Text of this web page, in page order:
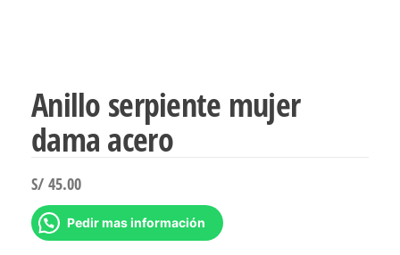
Anillo serpiente mujer
dama acero
S/ 45.00
Pedir mas información